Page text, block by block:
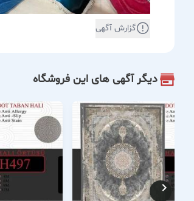
گزارش آگهی
دیگر آگهی های این فروشگاه